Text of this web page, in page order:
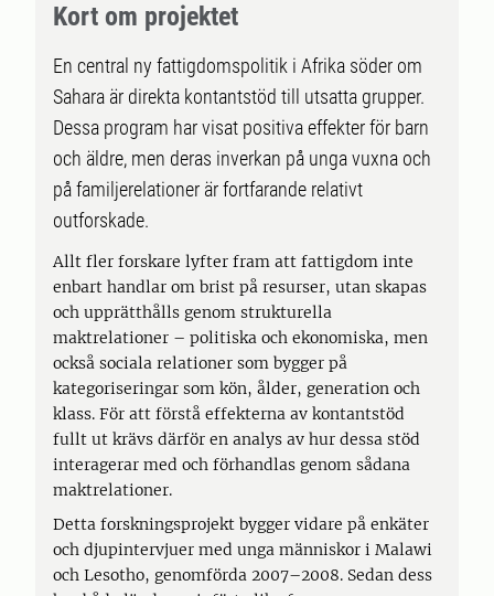
Kort om projektet
En central ny fattigdomspolitik i Afrika söder om
Sahara är direkta kontantstöd till utsatta grupper.
Dessa program har visat positiva effekter för barn
och äldre, men deras inverkan på unga vuxna och
på familjerelationer är fortfarande relativt
outforskade.
Allt fler forskare lyfter fram att fattigdom inte
enbart handlar om brist på resurser, utan skapas
och upprätthålls genom strukturella
maktrelationer – politiska och ekonomiska, men
också sociala relationer som bygger på
kategoriseringar som kön, ålder, generation och
klass. För att förstå effekterna av kontantstöd
fullt ut krävs därför en analys av hur dessa stöd
interagerar med och förhandlas genom sådana
maktrelationer.
Detta forskningsprojekt bygger vidare på enkäter
och djupintervjuer med unga människor i Malawi
och Lesotho, genomförda 2007–2008. Sedan dess